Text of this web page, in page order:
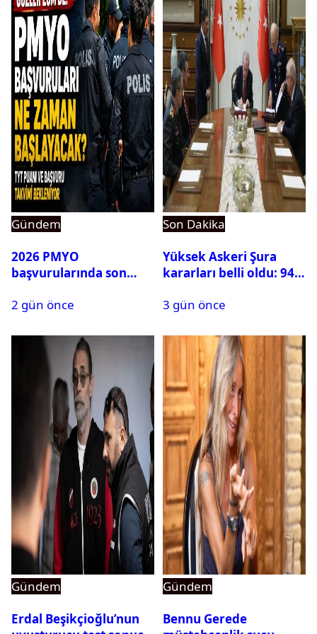
Gündem
2026 PMYO
başvurularında son
2 gün önce
Son Dakika
Yüksek Askeri Şura
kararları belli oldu: 94
3 gün önce
Gündem
Erdal Beşikçioğlu’nun
Gündem
Bennu Gerede